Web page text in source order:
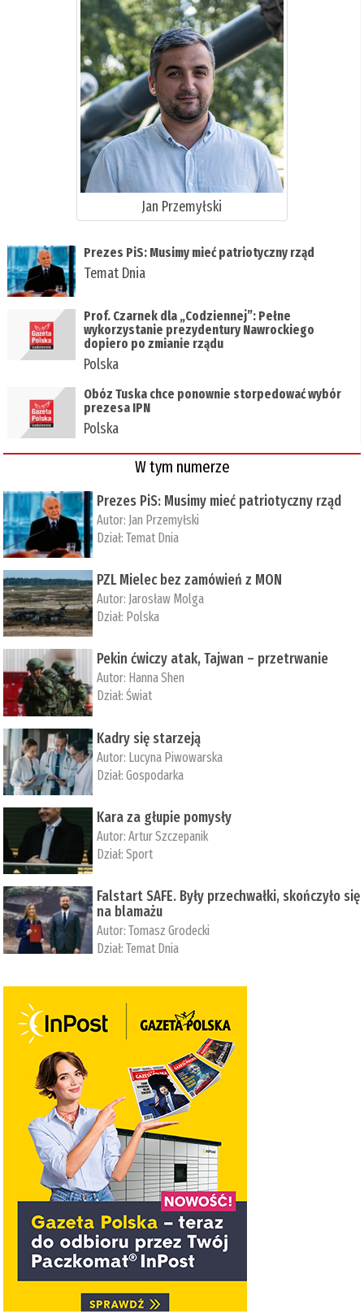
Jan Przemyłski
Prezes PiS: Musimy mieć patriotyczny rząd
Temat Dnia
Prof. Czarnek dla „Codziennej”: Pełne
wykorzystanie prezydentury Nawrockiego
dopiero po zmianie rządu
Polska
Obóz Tuska chce ponownie storpedować wybór
prezesa IPN
Polska
W tym numerze
Prezes PiS: Musimy mieć patriotyczny rząd
Autor: Jan Przemyłski
Dział:Temat Dnia
PZL Mielec bez zamówień z MON
Autor: Jarosław Molga
Dział: Polska
Pekin ćwiczy atak, Tajwan – przetrwanie
Autor: ­Hanna Shen
Dział:Świat
Kadry się starzeją
Autor: Lucyna Piwowarska
Dział:Gospodarka
Kara za głupie pomysły
Autor:Artur Szczepanik
Dział:Sport
Falstart SAFE. Były przechwałki, skończyło się
na blamażu
Autor:Tomasz Grodecki
Dział:Temat Dnia